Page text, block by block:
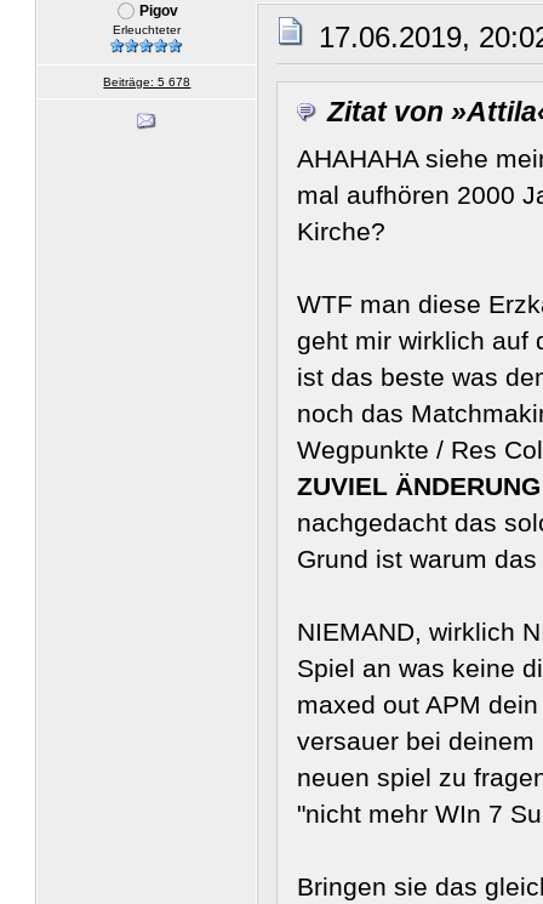
Pigov
Erleuchteter
Beiträge: 5 678
17.06.2019,
Zitat von
AHAHAHA siehe
mal aufhören 2000
Kirche?
WTF man diese
geht mir wirklich auf
ist das beste was
noch das
Wegpunkte / Res
ZUVIEL
nachgedacht das
Grund ist warum
NIEMAND, wirklich
Spiel an was keine
maxed out APM
versauer bei
neuen spiel zu
"nicht mehr WIn 7
Bringen sie das